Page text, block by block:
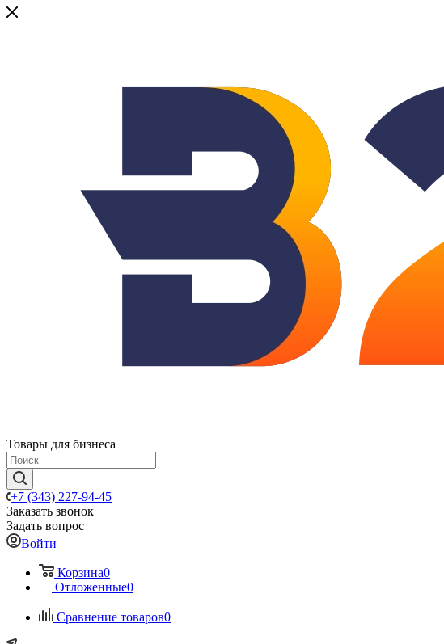
Товары для бизнеса
+7 (343) 227-94-45
Заказать звонок
Задать вопрос
Войти
Корзина0
Отложенные0
Сравнение товаров0